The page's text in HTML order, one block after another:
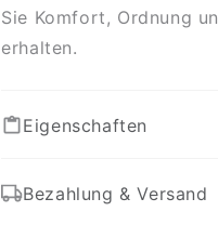
Sie Komfort, Ordnung
erhalten.
Eigenschaften
Bezahlung & Versand